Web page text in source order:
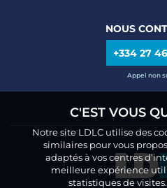
NOUS
+334 27
Appel non
C'EST VOUS
Notre site LDLC utilise des
similaires pour vous
adaptés à vos centres
meilleure expérience
statistiques de visites.